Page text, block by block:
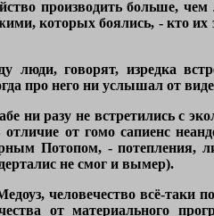
производить больше,
которых боялись, - кто их
люди, говорят, изредка
про него ни услышал от
ни разу не встретились с
от гомо сапиенс
Потопом, - потепления,
не смог и вымер).
человечество всё-таки
от материального